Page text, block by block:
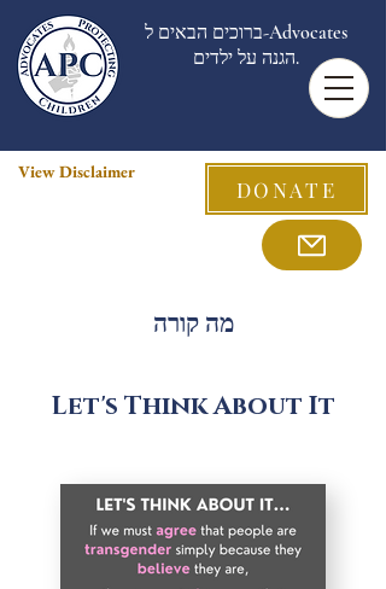
ברוכים הבאים ל-Advocates
הגנה על ילדים.
View Disclaimer
DONATE
מה קורה
Let's Think About It